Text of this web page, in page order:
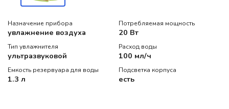
Назначение прибора
увлажнение воздуха
Потребляемая мощность
20 Вт
Тип увлажнителя
ультразвуковой
Расход воды
100 мл/ч
Емкость резервуара для воды
1.3 л
Подсветка корпуса
есть